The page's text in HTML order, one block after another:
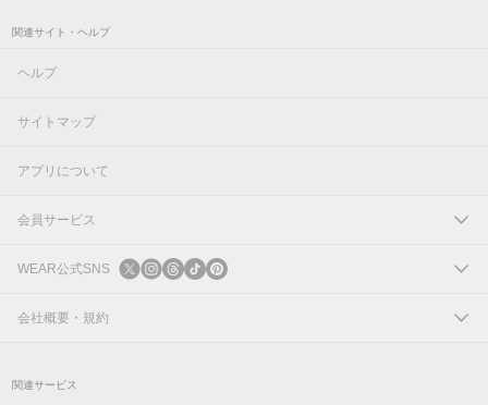
関連サイト・ヘルプ
ヘルプ
サイトマップ
アプリについて
会員サービス
ログイン
新規会員登録
WEAR公式SNS
X
会社概要・規約
関連サービス